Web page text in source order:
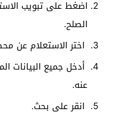
اضغط على تبويب
الصلح.
اختر الاستعلام عن
أدخل جميع البيانات
عنه.
انقر على بحث.